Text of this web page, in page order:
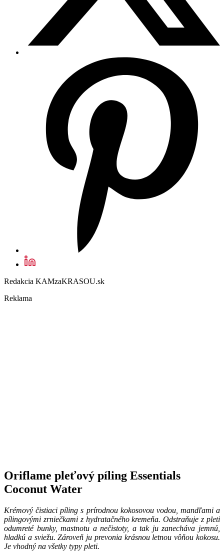
Redakcia KAMzaKRASOU.sk
Reklama
Oriflame pleťový píling Essentials
Coconut Water
Krémový čistiaci píling s prírodnou kokosovou vodou, mandľami a
pílingovými zrniečkami z hydratačného kremeňa. Odstraňuje z pleti
odumreté bunky, mastnotu a nečistoty, a tak ju zanecháva jemnú,
hladkú a sviežu. Zároveň ju prevonia krásnou letnou vôňou kokosu.
Je vhodný na všetky typy pleti.